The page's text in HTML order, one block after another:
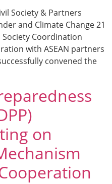
Society & Partners
and Climate Change 21
Society Coordination
with ASEAN partners
convened the
on